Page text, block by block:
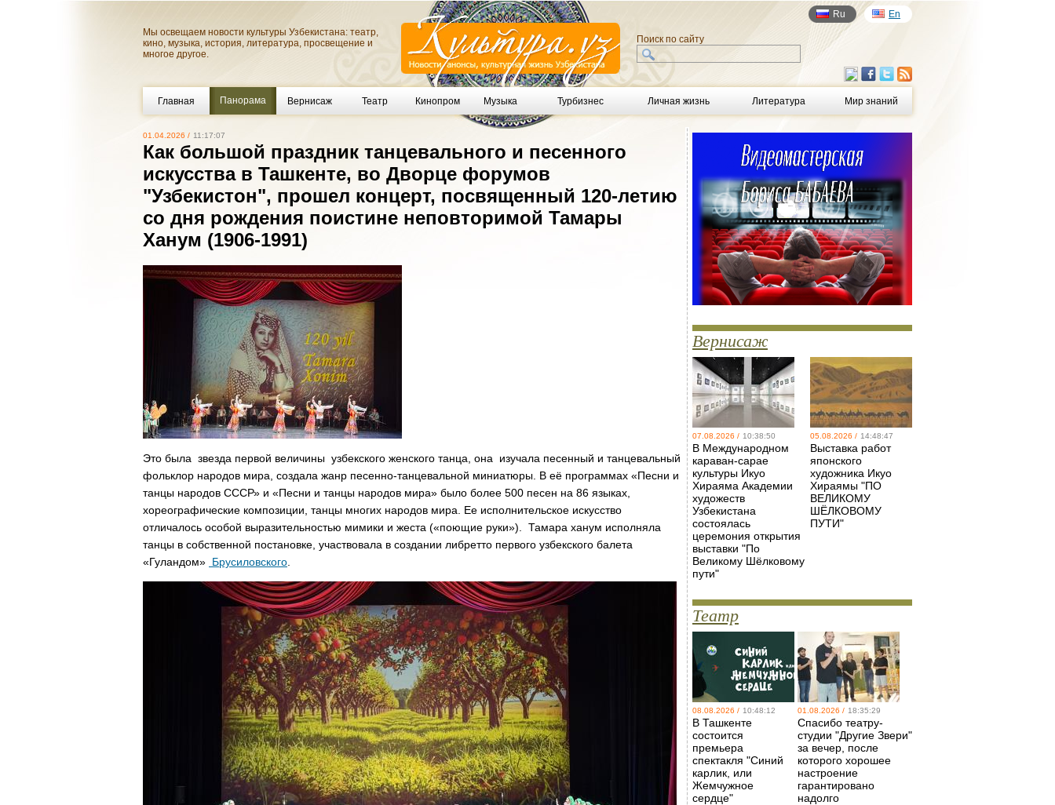
Мы освещаем новости культуры Узбекистана: театр,
кино, музыка, история, литература, просвещение и
многое другое.
Ru En
Поиск по сайту
Главная Панорама Вернисаж Театр Кинопром Музыка Турбизнес Личная жизнь Литература Мир знаний
01.04.2026 / 11:17:07
Как большой праздник танцевального и песенного
искусства в Ташкенте, во Дворце форумов
"Узбекистон", прошел концерт, посвященный 120-летию
со дня рождения поистине неповторимой Тамары
Ханум (1906-1991)
Это была звезда первой величины узбекского женского танца, она изучала песенный и танцевальный
фольклор народов мира, создала жанр песенно-танцевальной миниатюры. В её программах «Песни и
танцы народов СССР» и «Песни и танцы народов мира» было более 500 песен на 86 языках,
хореографические композиции, танцы многих народов мира. Ее исполнительское искусство
отличалось особой выразительностью мимики и жеста («поющие руки»). Тамара ханум исполняла
танцы в собственной постановке, участвовала в создании либретто первого узбекского балета
«Гуландом» Брусиловского
Вернисаж
07.08.2026 / 10:38:50
В Международном
караван-сарае
культуры Икуо
Хираяма Академии
художеств
Узбекистана
состоялась
церемония открытия
выставки "По
Великому Шёлковому
пути"
05.08.2026 / 14:48:47
Выставка работ
японского
художника Икуо
Хираямы "ПО
ВЕЛИКОМУ
ШЁЛКОВОМУ
ПУТИ"
Театр
08.08.2026 / 10:48:12
В Ташкенте
состоится
премьера
спектакля "Синий
карлик, или
Жемчужное
сердце"
01.08.2026 / 18:35:29
Спасибо театру-
студии "Другие Звери"
за вечер, после
которого хорошее
настроение
гарантировано
надолго